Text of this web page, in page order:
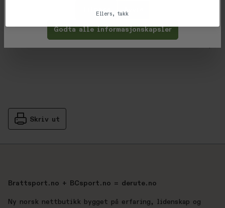
Gjennomsnittsvurdering:
Skriv ut
Brattsport.no + BCsport.no = derute.no
Ny norsk nettbutikk bygget på erfaring, lidenskap og
Godta alle informasjonskapsler
Ellers, takk